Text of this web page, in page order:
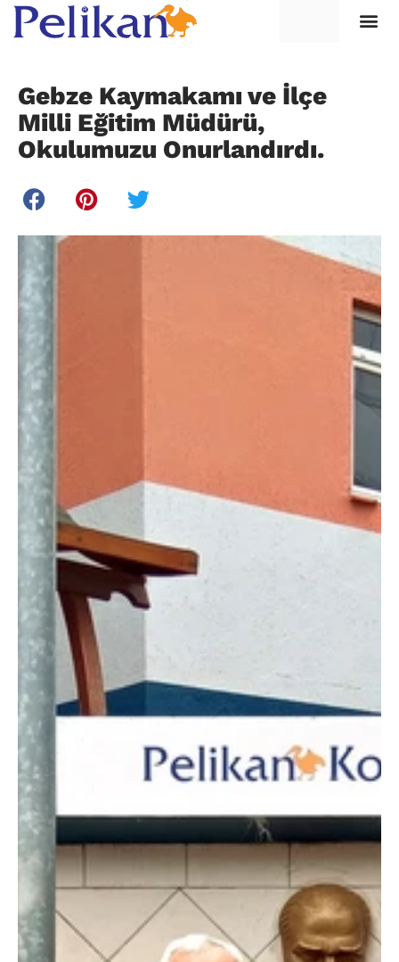
Gebze Kaymakamı ve İlçe
Milli Eğitim Müdürü,
Okulumuzu Onurlandırdı.